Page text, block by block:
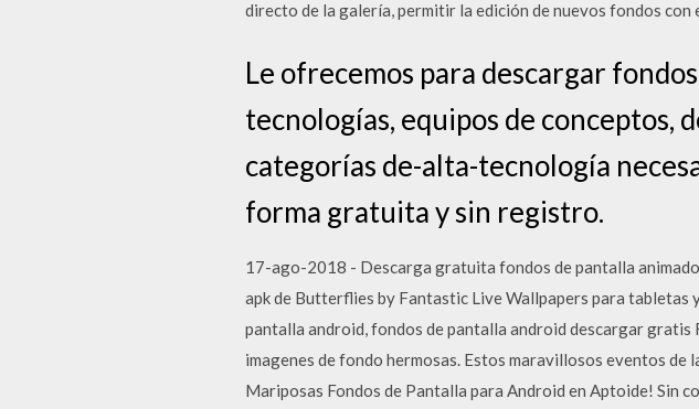
directo de la galería, permitir la edición de nuevos fondos con
Le ofrecemos para descargar
tecnologías, equipos de conceptos,
categorías de-alta-tecnología
forma gratuita y sin registro.
17-ago-2018 - Descarga gratuita fondos de pantalla
apk de Butterflies by Fantastic Live Wallpapers para
pantalla android, fondos de pantalla android descargar
imagenes de fondo hermosas. Estos maravillosos eventos
Mariposas Fondos de Pantalla para Android en Aptoide! Sin